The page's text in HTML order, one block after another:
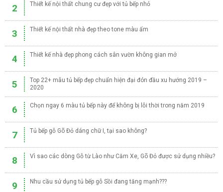
2 Thiết kế nội thất chung cư đẹp với tủ bếp nhỏ
3 Thiết kế nội thất nhà đẹp theo tone màu ấm
4 Thiết kế nhà đẹp phong cách sân vườn không gian mở
5
Top 22+ mẫu tủ bếp đẹp chuẩn hiện đại đón đầu xu hướng 2019 –
2020
6 Chọn ngay 6 màu tủ bếp này để không bị lỗi thời trong năm 2019
7 Tủ bếp gỗ Gõ Đỏ dáng chữ I, tại sao không?
8 Vì sao các dòng Gỗ từ Lào như Căm Xe, Gõ Đỏ được sử dụng nhiều?
9 Nhu cầu sử dụng tủ bếp gỗ Sồi đang tăng mạnh???